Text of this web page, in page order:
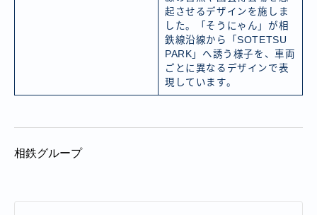
起させるデザインを施しま
した。「そうにゃん」が相
鉄線沿線から「SOTETSU
PARK」へ誘う様子を、車両
ごとに異なるデザインで表
現しています。
相鉄グループ